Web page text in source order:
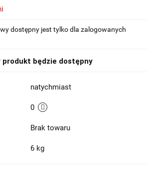
dostępny jest tylko dla zalogowanych
produkt będzie dostępny
natychmiast
0
Brak towaru
6 kg